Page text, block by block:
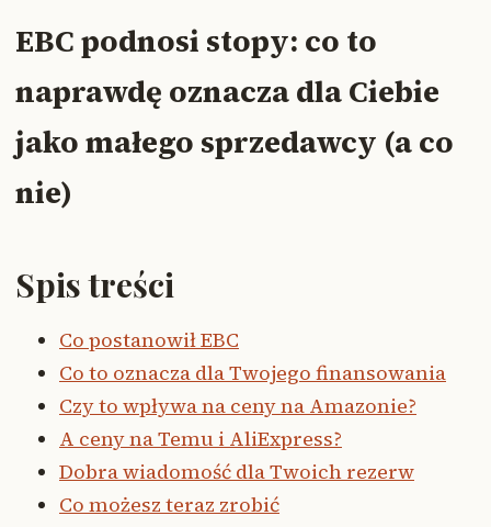
EBC podnosi stopy: co to
naprawdę oznacza dla Ciebie
jako małego sprzedawcy (a co
nie)
Spis treści
Co postanowił EBC
Co to oznacza dla Twojego finansowania
Czy to wpływa na ceny na Amazonie?
A ceny na Temu i AliExpress?
Dobra wiadomość dla Twoich rezerw
Co możesz teraz zrobić